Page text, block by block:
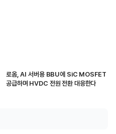
로옴, AI 서버용 BBU에 SiC MOSFET
공급하며 HVDC 전원 전환 대응한다